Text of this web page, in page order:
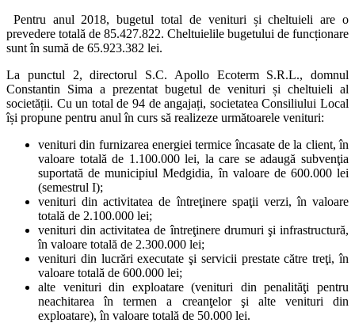
Pentru anul 2018, bugetul total de venituri și cheltuieli are o
prevedere totală de 85.427.822. Cheltuielile bugetului de funcționare
sunt în sumă de 65.923.382 lei.
La punctul 2, directorul S.C. Apollo Ecoterm S.R.L., domnul
Constantin Sima a prezentat bugetul de venituri și cheltuieli al
societății. Cu un total de 94 de angajați, societatea Consiliului Local
își propune pentru anul în curs să realizeze următoarele venituri:
venituri din furnizarea energiei termice încasate de la client, în
valoare totală de 1.100.000 lei, la care se adaugă subvenţia
suportată de municipiul Medgidia, în valoare de 600.000 lei
(semestrul I);
venituri din activitatea de întreţinere spaţii verzi, în valoare
totală de 2.100.000 lei;
venituri din activitatea de întreţinere drumuri şi infrastructură,
în valoare totală de 2.300.000 lei;
venituri din lucrări executate şi servicii prestate către treţi, în
valoare totală de 600.000 lei;
alte venituri din exploatare (venituri din penalităţi pentru
neachitarea în termen a creanţelor şi alte venituri din
exploatare), în valoare totală de 50.000 lei.